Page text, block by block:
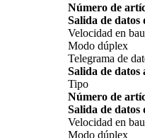
Número de
Salida de datos
Velocidad en
Modo dúplex
Telegrama de
Salida de datos
Tipo
Número de
Salida de datos
Velocidad en
Modo dúplex